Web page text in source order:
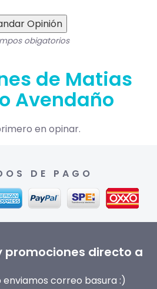
Opinión
obigatorios
de Matias
Avendaño
en opinar.
DE PAGO
promociones directo a
enviamos correo basura :)